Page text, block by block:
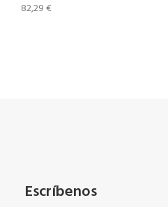
82,29€
Escríbenos